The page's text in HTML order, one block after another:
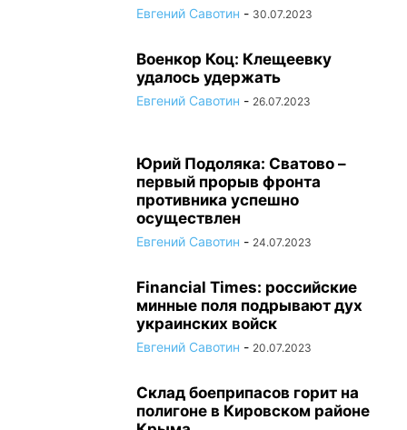
Евгений Савотин - 30.07.2023
Военкор Коц: Клещеевку
удалось удержать
Евгений Савотин - 26.07.2023
Юрий Подоляка: Сватово –
первый прорыв фронта
противника успешно
осуществлен
Евгений Савотин - 24.07.2023
Financial Times: российские
минные поля подрывают дух
украинских войск
Евгений Савотин - 20.07.2023
Склад боеприпасов горит на
полигоне в Кировском районе